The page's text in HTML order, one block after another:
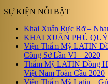
SỰ KIỆN NỖI BẬT
Khai Xuân Rực Rỡ –
KHAI XUÂN PHÚ
Viện Thẩm Mỹ LATIN
Công Sở Lần VI – 2020
Thẩm Mỹ LATIN Đồng
Việt Nam Toàn Cầu 2020
Viện Thẩm Mỹ Latin –